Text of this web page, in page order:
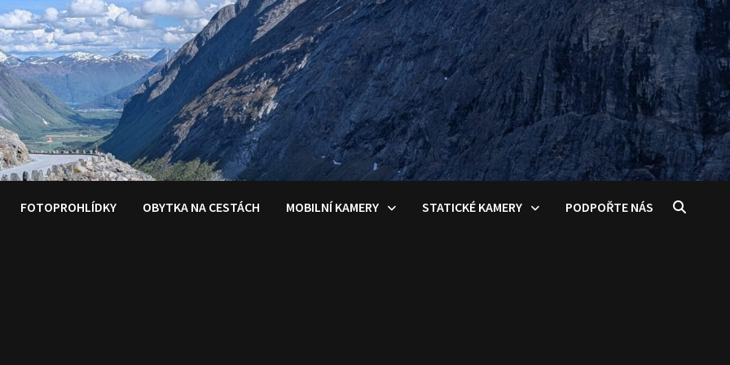
FOTOPROHLÍDKY OBYTKA NA CESTÁCH MOBILNÍ KAMERY STATICKÉ KAMERY PODPOŘTE NÁS